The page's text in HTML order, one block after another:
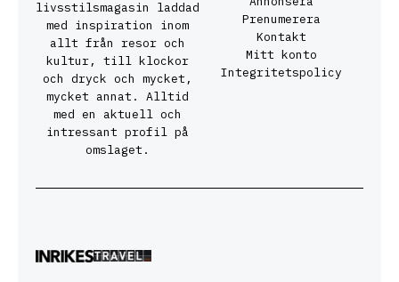
livsstilsmagasin laddad
med inspiration inom
allt från resor och
kultur, till klockor
och dryck och mycket,
mycket annat. Alltid
med en aktuell och
intressant profil på
omslaget.
Prenumerera
Kontakt
Mitt konto
Integritetspolicy